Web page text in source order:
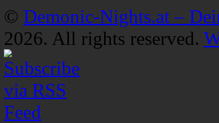
© Demonic-Nights.at –
2026. All rights reserved.